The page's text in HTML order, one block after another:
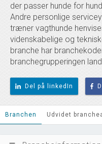
der passer hunde for
Andre personlige
træner vagthunde
videnskabelige og
branche har
branchegrupperingen
Del på linkedIn
Branchen Udvidet